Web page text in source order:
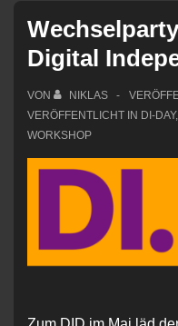
Digital
VON NIKLAS
VERÖFFENTLICHT IN DI-DAY,
WORKSHOP